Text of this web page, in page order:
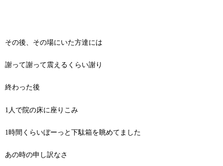
その後、その場にいた方達には
謝って謝って震えるくらい謝り
終わった後
1人で院の床に座りこみ
1時間くらいぼーっと下駄箱を眺めてました
あの時の申し訳なさ